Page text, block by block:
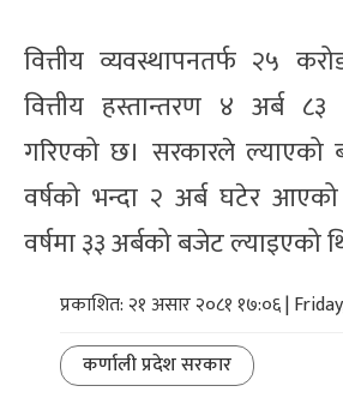
वित्तीय व्यवस्थापनतर्फ २५
वित्तीय हस्तान्तरण ४ अर्ब
गरिएको छ। सरकारले
वर्षको भन्दा २ अर्ब घटेर
वर्षमा ३३ अर्बको बजेट ल्याइएको
प्रकाशित: २१ असार २०८१ १७:०६ |
कर्णाली प्रदेश सरकार